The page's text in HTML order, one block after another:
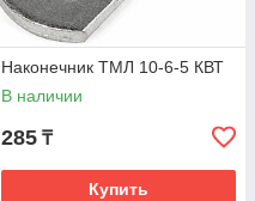
Наконечник ТМЛ 10-6-5 КВТ
В наличии
285 ₸
Купить